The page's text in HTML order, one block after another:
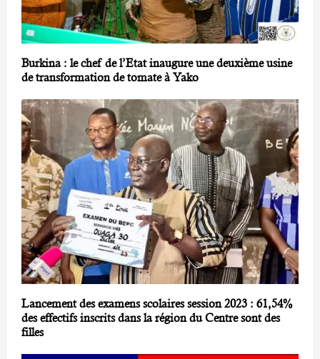
Burkina : le chef de l’Etat inaugure une deuxième usine
de transformation de tomate à Yako
Lancement des examens scolaires session 2023 : 61,54%
des effectifs inscrits dans la région du Centre sont des
filles